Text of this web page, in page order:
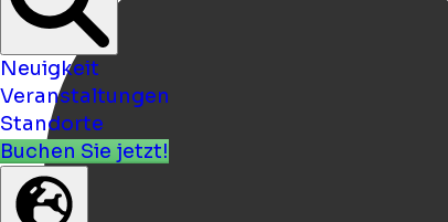
Neuigkeit
Veranstaltungen
Standorte
Buchen Sie jetzt!